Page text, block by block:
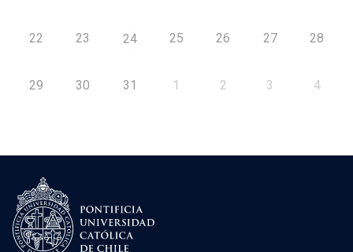
22 23 24 25 26 27 28
29 30 31 1 2 3 4